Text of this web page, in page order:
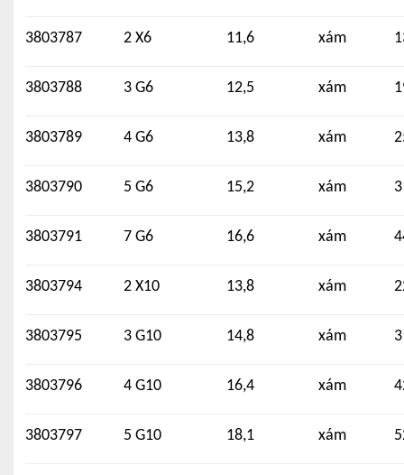
3803787 2 X6 11,6 xám
3803788 3 G6 12,5 xám
3803789 4 G6 13,8 xám
3803790 5 G6 15,2 xám
3803791 7 G6 16,6 xám
3803794 2 X10 13,8 xám
3803795 3 G10 14,8 xám
3803796 4 G10 16,4 xám
3803797 5 G10 18,1 xám